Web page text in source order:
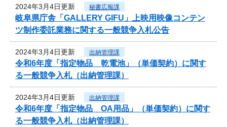
2024年3月4日更新 秘書広報課
岐阜県庁舎「GALLERY GIFU」上映用映像コンテン
ツ制作委託業務に関する一般競争入札公告
2024年3月4日更新 出納管理課
令和6年度「指定物品 乾電池」（単価契約）に関す
る一般競争入札（出納管理課）
2024年3月4日更新 出納管理課
令和6年度「指定物品 OA用品」（単価契約）に関す
る一般競争入札（出納管理課）